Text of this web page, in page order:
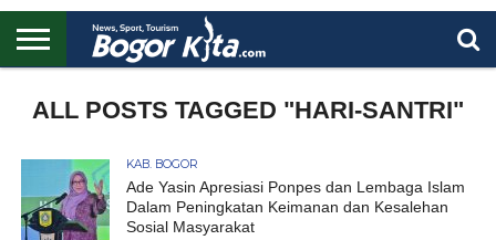
UTAMA
ALL POSTS TAGGED "HARI-SANTRI"
KAB. BOGOR
Ade Yasin Apresiasi Ponpes dan Lembaga Islam
Dalam Peningkatan Keimanan dan Kesalehan
Sosial Masyarakat